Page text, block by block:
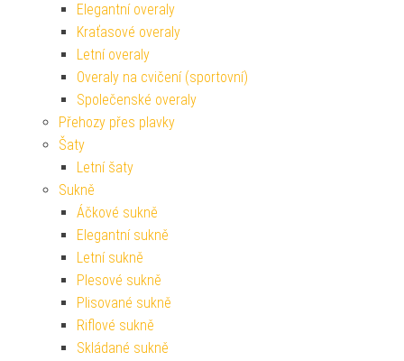
Elegantní overaly
Kraťasové overaly
Letní overaly
Overaly na cvičení (sportovní)
Společenské overaly
Přehozy přes plavky
Šaty
Letní šaty
Sukně
Áčkové sukně
Elegantní sukně
Letní sukně
Plesové sukně
Plisované sukně
Riflové sukně
Skládané sukně